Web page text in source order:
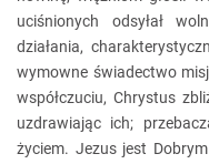
uciśnionych odsyłał
działania,
wymowne świadectwo
współczuciu, Chrystus
uzdrawiając ich;
życiem. Jezus jest